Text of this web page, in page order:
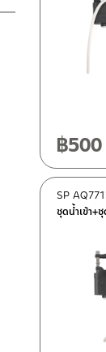
฿500
ชุดน้ำเข้า
SP